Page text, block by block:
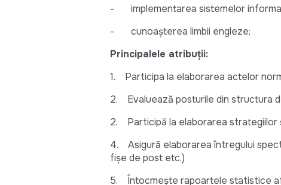
- implementarea sistemelor
- cunoașterea limbii engleze;
Principalele atribuții:
1. Participa la elaborarea actelor
2. Evaluează posturile din structura
2. Participă la elaborarea strategiilor
4. Asigură elaborarea întregului
fișe de post etc.)
5. Întocmește rapoartele statistice